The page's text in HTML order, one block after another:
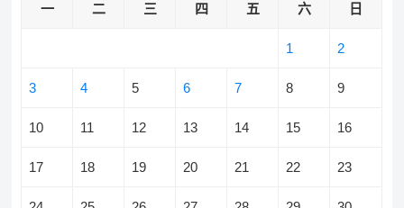
一 二 三 四 五 六 日
1 2
3 4 5 6 7 8 9
10 11 12 13 14 15 16
17 18 19 20 21 22 23